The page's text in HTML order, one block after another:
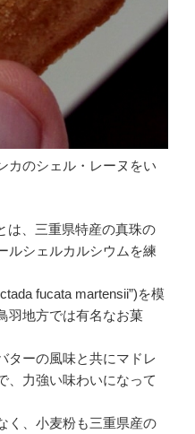
カのシェル・レーヌをい
は、三重県特産の真珠の
ルシェルカルシウムを練
fucata martensii”)を模
羽地方では有名なお菓
ターの風味と共にマドレ
、力強い味わいになって
く、小麦粉も三重県産の